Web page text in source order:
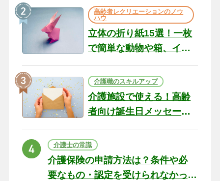
の現場から（22）
高齢者レクリエーションのノウ
ハウ
立体の折り紙15選！一枚
で簡単な動物や箱、イン
介護職のスキルアップ
介護施設で使える！高齢
者向け誕生日メッセージ
ト
介護士の常識
介護保険の申請方法は？条件や必
要なもの・認定を受けられなかっ